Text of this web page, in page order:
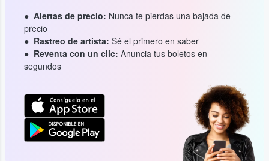
Alertas de precio: Nunca te pierdas una bajada de
precio
Rastreo de artista: Sé el primero en saber
Reventa con un clic: Anuncia tus boletos en
segundos